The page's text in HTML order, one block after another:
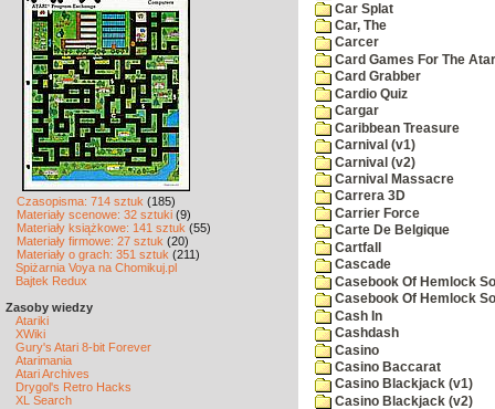
Czasopisma: 714 sztuk (185)
Materiały scenowe: 32 sztuki (9)
Materiały książkowe: 141 sztuk (55)
Materiały firmowe: 27 sztuk (20)
Materiały o grach: 351 sztuk (211)
Spiżarnia Voya na Chomikuj.pl
Bajtek Redux
Zasoby wiedzy
Atariki
XWiki
Gury's Atari 8-bit Forever
Atarimania
Atari Archives
Drygol's Retro Hacks
XL Search
Car Splat
Car, The
Carcer
Card Games For The
Card Grabber
Cardio Quiz
Cargar
Caribbean Treasure
Carnival (v1)
Carnival (v2)
Carnival Massacre
Carrera 3D
Carrier Force
Carte De Belgique
Cartfall
Cascade
Casebook Of Hemlock
Casebook Of Hemlock
Cash In
Cashdash
Casino
Casino Baccarat
Casino Blackjack (v1)
Casino Blackjack (v2)